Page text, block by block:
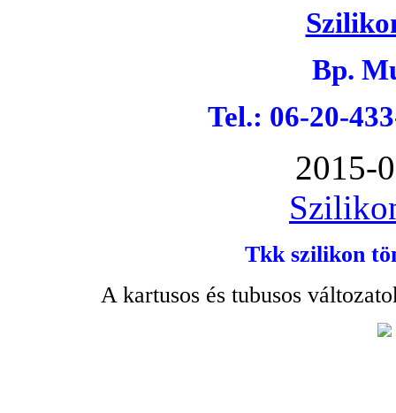
Bp.
Tel.: 06-20-
2015-
Tkk szilikon
A kartusos és tubusos